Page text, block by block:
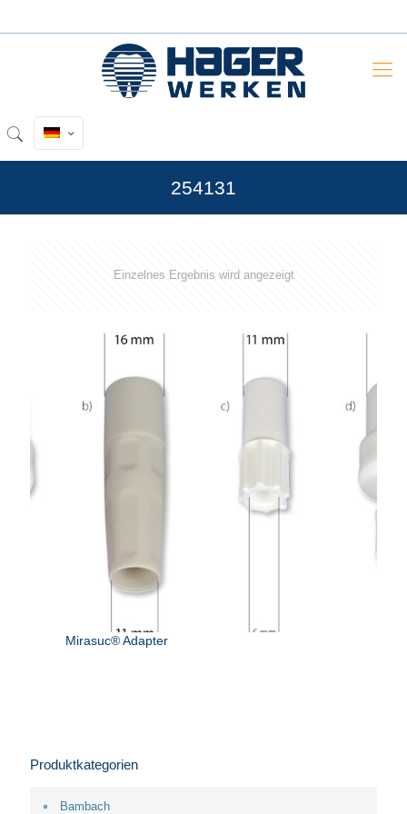
254131
Einzelnes Ergebnis wird angezeigt
Mirasuc® Adapter
Produktkategorien
Bambach